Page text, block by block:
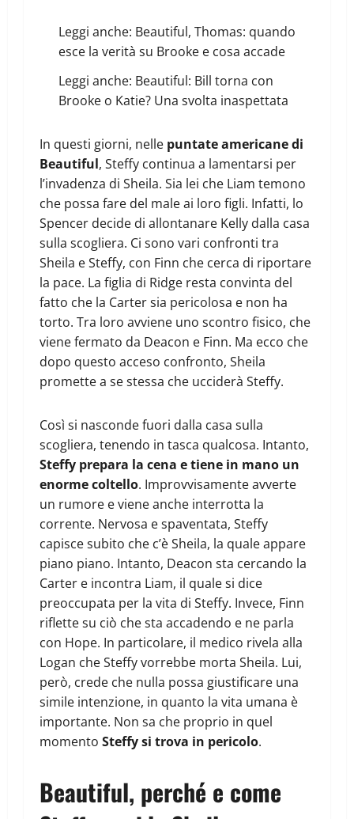
Leggi anche: Beautiful, Thomas: quando
esce la verità su Brooke e cosa accade
Leggi anche: Beautiful: Bill torna con
Brooke o Katie? Una svolta inaspettata
In questi giorni, nelle puntate americane di
Beautiful, Steffy continua a lamentarsi per
l’invadenza di Sheila. Sia lei che Liam temono
che possa fare del male ai loro figli. Infatti, lo
Spencer decide di allontanare Kelly dalla casa
sulla scogliera. Ci sono vari confronti tra
Sheila e Steffy, con Finn che cerca di riportare
la pace. La figlia di Ridge resta convinta del
fatto che la Carter sia pericolosa e non ha
torto. Tra loro avviene uno scontro fisico, che
viene fermato da Deacon e Finn. Ma ecco che
dopo questo acceso confronto, Sheila
promette a se stessa che ucciderà Steffy.
Così si nasconde fuori dalla casa sulla
scogliera, tenendo in tasca qualcosa. Intanto,
Steffy prepara la cena e tiene in mano un
enorme coltello. Improvvisamente avverte
un rumore e viene anche interrotta la
corrente. Nervosa e spaventata, Steffy
capisce subito che c’è Sheila, la quale appare
piano piano. Intanto, Deacon sta cercando la
Carter e incontra Liam, il quale si dice
preoccupata per la vita di Steffy. Invece, Finn
riflette su ciò che sta accadendo e ne parla
con Hope. In particolare, il medico rivela alla
Logan che Steffy vorrebbe morta Sheila. Lui,
però, crede che nulla possa giustificare una
simile intenzione, in quanto la vita umana è
importante. Non sa che proprio in quel
momento Steffy si trova in pericolo.
Beautiful, perché e come